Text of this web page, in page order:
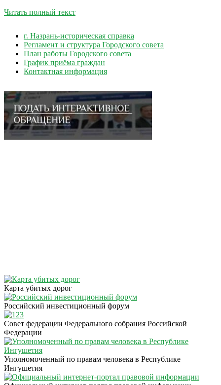
Читать полный текст
г. Назрань-историческая справка
Регламент и структура Городского совета
План работы Городского совета
График приёма граждан
Контактная информация
Карта убитых дорог
Российский инвестиционный форум
Совет федерации Федерального собрания Российской
Федерации
Уполномоченный по правам человека в Республике
Ингушетия